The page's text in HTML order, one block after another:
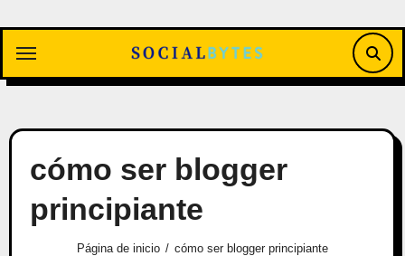
contenido
cómo ser blogger
principiante
Página de inicio cómo ser blogger principiante